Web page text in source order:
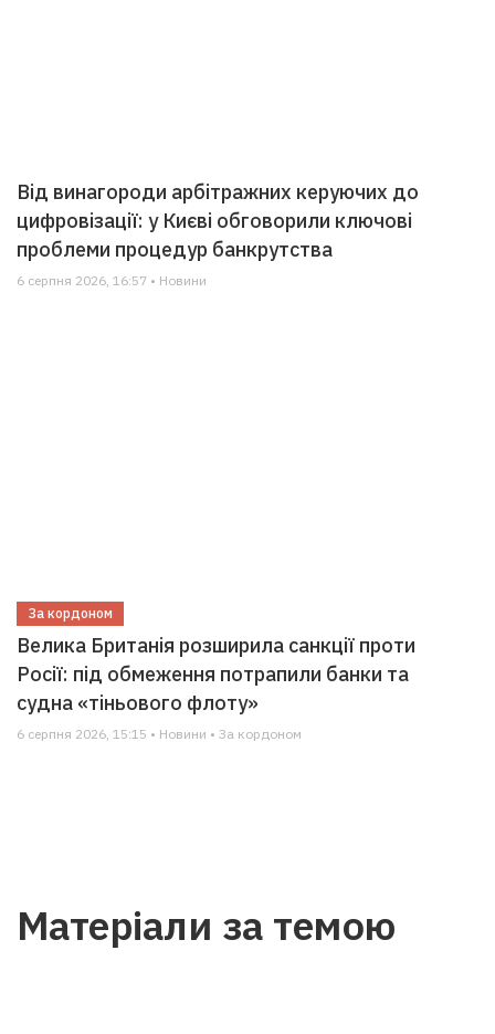
Від винагороди арбітражних керуючих до
цифровізації: у Києві обговорили ключові
проблеми процедур банкрутства
6 серпня 2026, 16:57 • Новини
За кордоном
Велика Британія розширила санкції проти
Росії: під обмеження потрапили банки та
судна «тіньового флоту»
6 серпня 2026, 15:15 • Новини • За кордоном
Матеріали за темою